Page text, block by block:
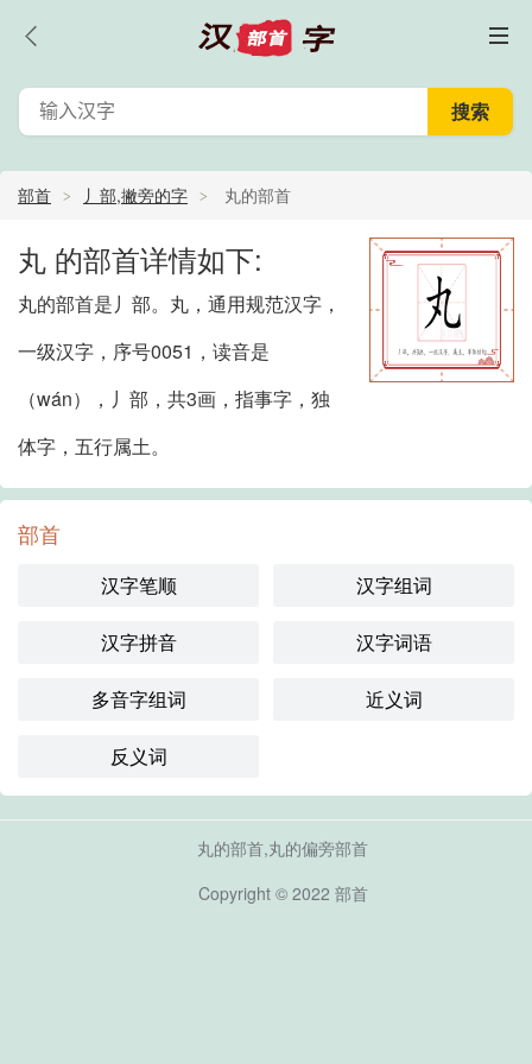
部首 丿部,撇旁的字 丸的部首
丸 的部首详情如下:
丸的部首是丿部。丸，通用规范汉字，
一级汉字，序号0051，读音是
（wán），丿部，共3画，指事字，独
体字，五行属土。
部首
汉字笔顺 汉字组词
汉字拼音 汉字词语
多音字组词 近义词
反义词
丸的部首,丸的偏旁部首
Copyright © 2022 部首